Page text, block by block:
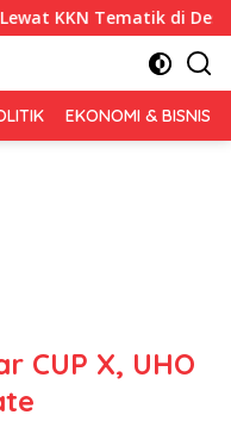
di Desa Alebo
EKONOMI & BISNIS
CUP X, UHO